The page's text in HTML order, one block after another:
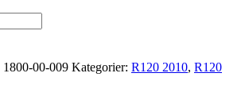
1800-00-009 Kategorier: R120 2010, R120